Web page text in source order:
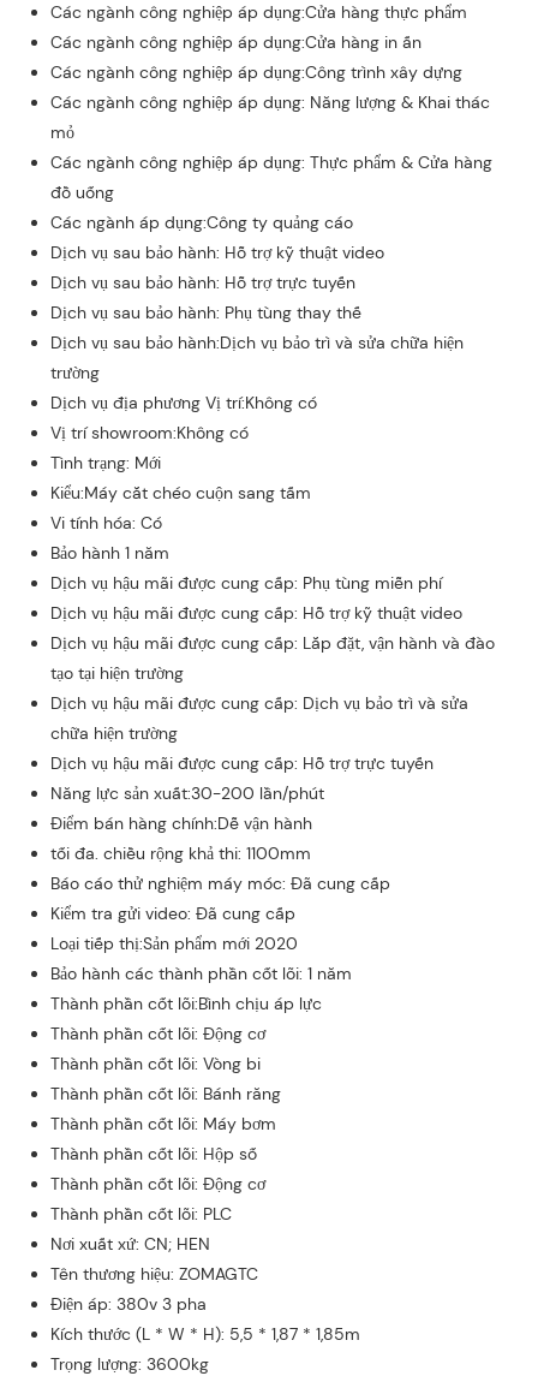
Các ngành công nghiệp áp dụng:Cửa hàng thực phẩm
Các ngành công nghiệp áp dụng:Cửa hàng in ấn
Các ngành công nghiệp áp dụng:Công trình xây dựng
Các ngành công nghiệp áp dụng: Năng lượng & Khai thác
mỏ
Các ngành công nghiệp áp dụng: Thực phẩm & Cửa hàng
đồ uống
Các ngành áp dụng:Công ty quảng cáo
Dịch vụ sau bảo hành: Hỗ trợ kỹ thuật video
Dịch vụ sau bảo hành: Hỗ trợ trực tuyến
Dịch vụ sau bảo hành: Phụ tùng thay thế
Dịch vụ sau bảo hành:Dịch vụ bảo trì và sửa chữa hiện
trường
Dịch vụ địa phương Vị trí:Không có
Vị trí showroom:Không có
Tình trạng: Mới
Kiểu:Máy cắt chéo cuộn sang tấm
Vi tính hóa: Có
Bảo hành 1 năm
Dịch vụ hậu mãi được cung cấp: Phụ tùng miễn phí
Dịch vụ hậu mãi được cung cấp: Hỗ trợ kỹ thuật video
Dịch vụ hậu mãi được cung cấp: Lắp đặt, vận hành và đào
tạo tại hiện trường
Dịch vụ hậu mãi được cung cấp: Dịch vụ bảo trì và sửa
chữa hiện trường
Dịch vụ hậu mãi được cung cấp: Hỗ trợ trực tuyến
Năng lực sản xuất:30-200 lần/phút
Điểm bán hàng chính:Dễ vận hành
tối đa. chiều rộng khả thi: 1100mm
Báo cáo thử nghiệm máy móc: Đã cung cấp
Kiểm tra gửi video: Đã cung cấp
Loại tiếp thị:Sản phẩm mới 2020
Bảo hành các thành phần cốt lõi: 1 năm
Thành phần cốt lõi:Bình chịu áp lực
Thành phần cốt lõi: Động cơ
Thành phần cốt lõi: Vòng bi
Thành phần cốt lõi: Bánh răng
Thành phần cốt lõi: Máy bơm
Thành phần cốt lõi: Hộp số
Thành phần cốt lõi: Động cơ
Thành phần cốt lõi: PLC
Nơi xuất xứ: CN; HEN
Tên thương hiệu: ZOMAGTC
Điện áp: 380v 3 pha
Kích thước (L * W * H): 5,5 * 1,87 * 1,85m
Trọng lượng: 3600kg